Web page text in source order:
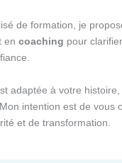
de formation, je
en coaching pour
adaptée à votre
intention est de vous
et de transformation.